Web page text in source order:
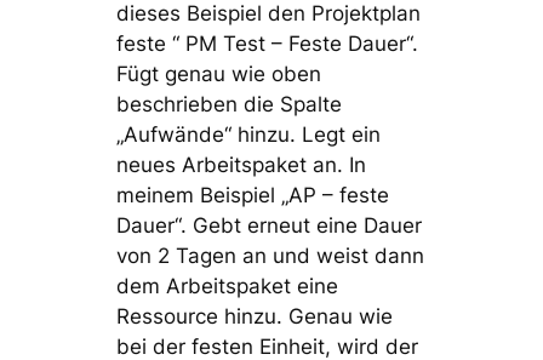
dieses Beispiel den Projektplan
feste “ PM Test – Feste Dauer“.
Fügt genau wie oben
beschrieben die Spalte
„Aufwände“ hinzu. Legt ein
neues Arbeitspaket an. In
meinem Beispiel „AP – feste
Dauer“. Gebt erneut eine Dauer
von 2 Tagen an und weist dann
dem Arbeitspaket eine
Ressource hinzu. Genau wie
bei der festen Einheit, wird der